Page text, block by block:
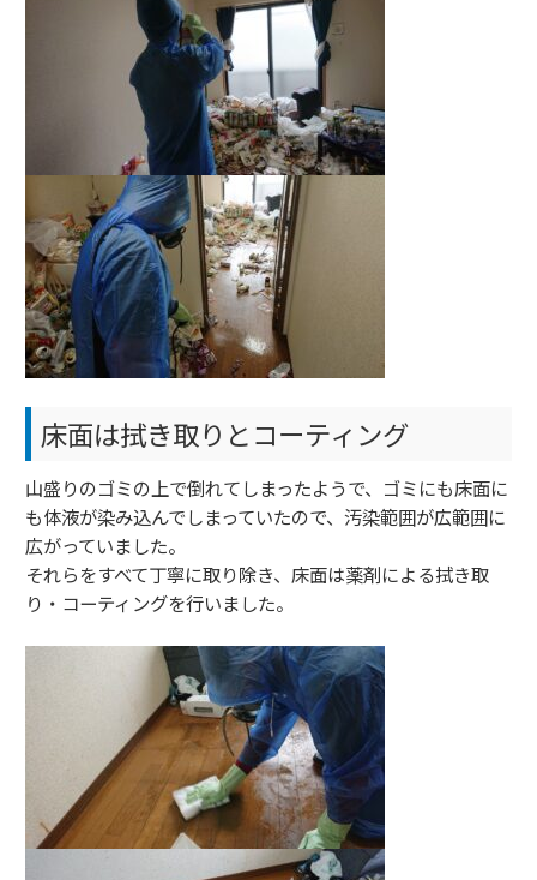
床面は拭き取りとコーティング
山盛りのゴミの上で倒れてしまったようで、ゴミにも床面に
も体液が染み込んでしまっていたので、汚染範囲が広範囲に
広がっていました。
それらをすべて丁寧に取り除き、床面は薬剤による拭き取
り・コーティングを行いました。